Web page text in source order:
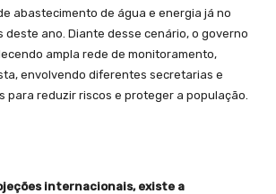
abastecimento de água e energia já no
deste ano. Diante desse cenário, o governo
ampla rede de monitoramento,
envolvendo diferentes secretarias e
para reduzir riscos e proteger a população.
internacionais, existe a